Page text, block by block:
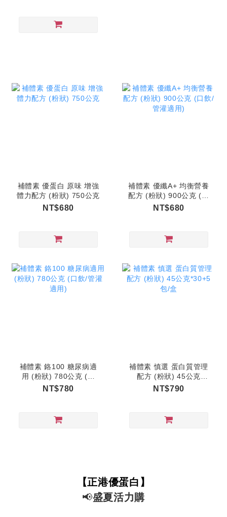
補體素 優蛋白 原味 增強
體力配方 (粉狀) 750公克
NT$680
補體素 優纖A+ 均衡營養
配方 (粉狀) 900公克 (口
飲/管灌適用)
NT$680
補體素 鉻100 糖尿病適
用 (粉狀) 780公克 (口
飲/管灌適用)
NT$780
補體素 慎選 蛋白質管理
配方 (粉狀) 45公克
*30+5包/盒
NT$790
【正港優蛋白】
📢盛夏活力購